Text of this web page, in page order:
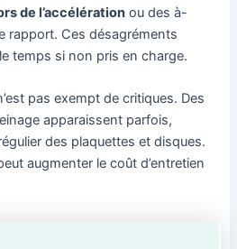
de l’accélérationou des à-
rapport. Ces désagréments
temps si non pris en charge.
pas exempt de critiques. Des
apparaissent parfois,
des plaquettes et disques.
augmenter le coût d’entretien